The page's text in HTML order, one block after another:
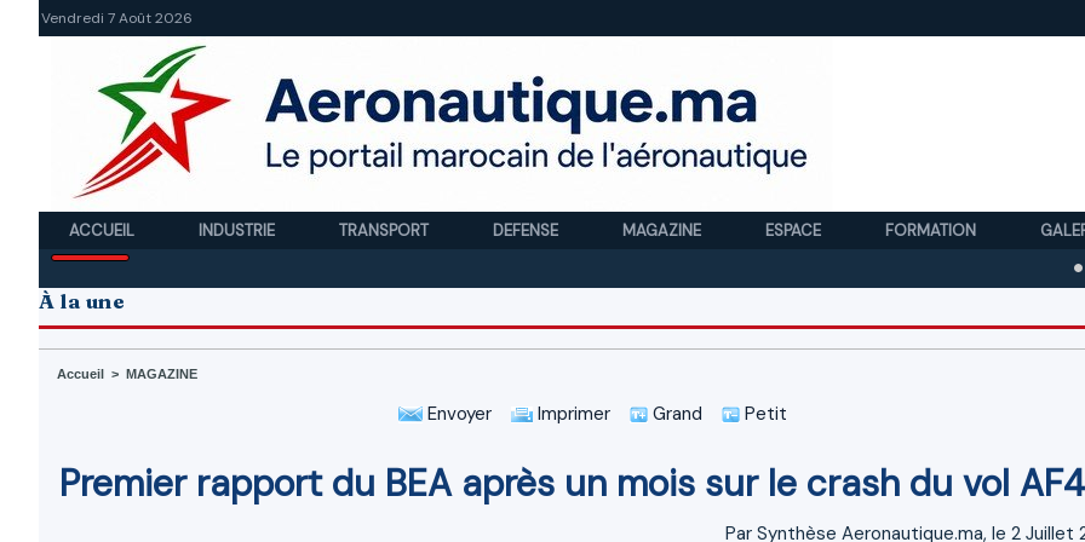
Vendredi 7 Août 2026
ACCUEIL INDUSTRIE TRANSPORT DEFENSE MAGAZINE ESPACE FORMATION
Royal
À la une
Accueil > MAGAZINE
Envoyer Imprimer Grand Petit
Premier rapport du BEA après un mois sur le crash du vol
Par Synthèse Aeronautique.ma, le 2 Juillet